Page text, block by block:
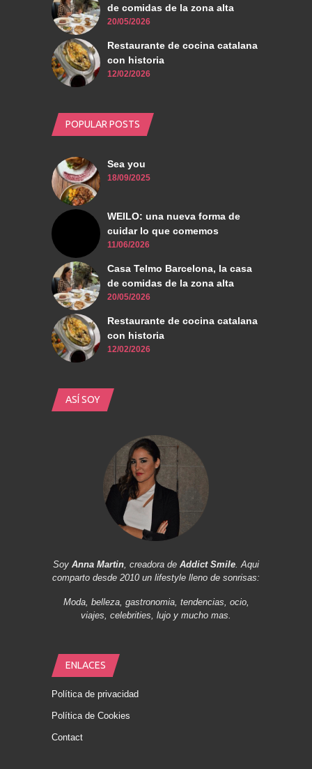
de comidas de la zona alta
20/05/2026
Restaurante de cocina catalana
con historia
12/02/2026
POPULAR POSTS
Sea you
18/09/2025
WEILO: una nueva forma de
cuidar lo que comemos
11/06/2026
Casa Telmo Barcelona, la casa
de comidas de la zona alta
20/05/2026
Restaurante de cocina catalana
con historia
12/02/2026
ASÍ SOY
Soy Anna Martin, creadora de Addict Smile. Aqui
comparto desde 2010 un lifestyle lleno de sonrisas:
Moda, belleza, gastronomia, tendencias, ocio,
viajes, celebrities, lujo y mucho mas.
ENLACES
Política de privacidad
Política de Cookies
Contact